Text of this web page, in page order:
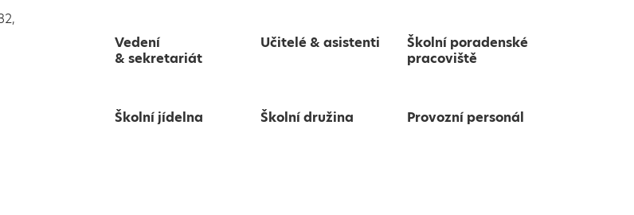
Vedení
& sekretariát
Učitelé & asistenti
Školní poradenské
pracoviště
Školní jídelna Školní družina Provozní personál